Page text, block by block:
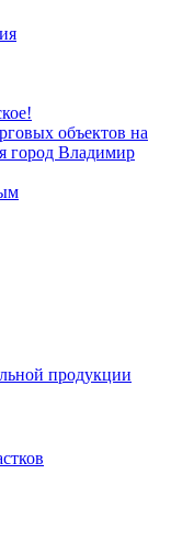
объектов на
город Владимир
продукции